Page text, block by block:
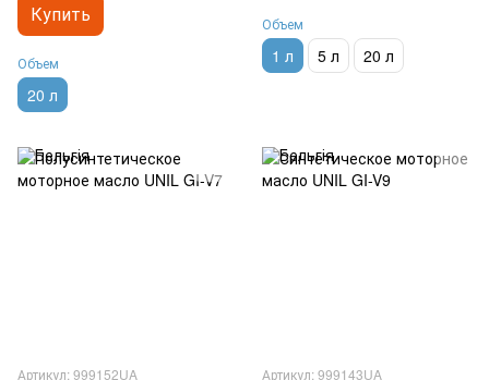
Купить
Объем
20 л
Объем
1 л 5 л 20 л
Артикул: 999152UA Артикул: 999143UA